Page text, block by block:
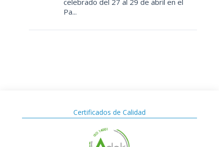
celebrado del 27 al 29 de abril en el
Pa...
Certificados de Calidad